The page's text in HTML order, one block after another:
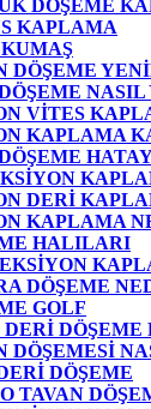
DÖŞEME
KAPLAMA
DÖŞEME
VİTES
KAPLAMA
DERİ
KAPLAMA
HALILARI
DÖŞEME
GOLF
DERİ
DÖŞEMESİ
DÖŞEME
TAVAN